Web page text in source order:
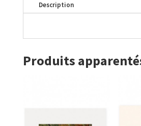
Description
Produits